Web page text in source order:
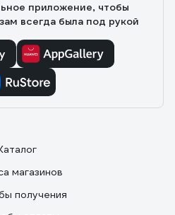
приложение, чтобы
всегда была под рукой
магазинов
получения